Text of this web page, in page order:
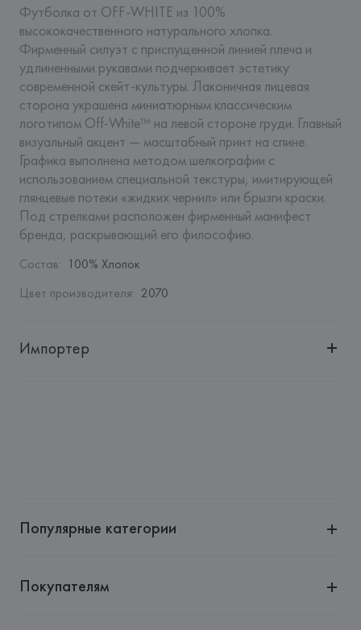
Футболка от OFF-WHITE из 100%
высококачественного натурального хлопка.
Фирменный силуэт с приспущенной линией плеча и
удлиненными рукавами подчеркивает эстетику
современной скейт-культуры. Лаконичная лицевая
сторона украшена миниатюрным классическим
логотипом Off-White™ на левой стороне груди. Главный
визуальный акцент — масштабный принт на спине.
Графика выполнена методом шелкографии с
использованием специальной текстуры, имитирующей
глянцевые потеки «жидких чернил» или брызги краски.
Под стрелками расположен фирменный манифест
бренда, раскрывающий его философию.
Состав: 100% Хлопок
Цвет производителя: 2070
Импортер
Популярные категории
Покупателям